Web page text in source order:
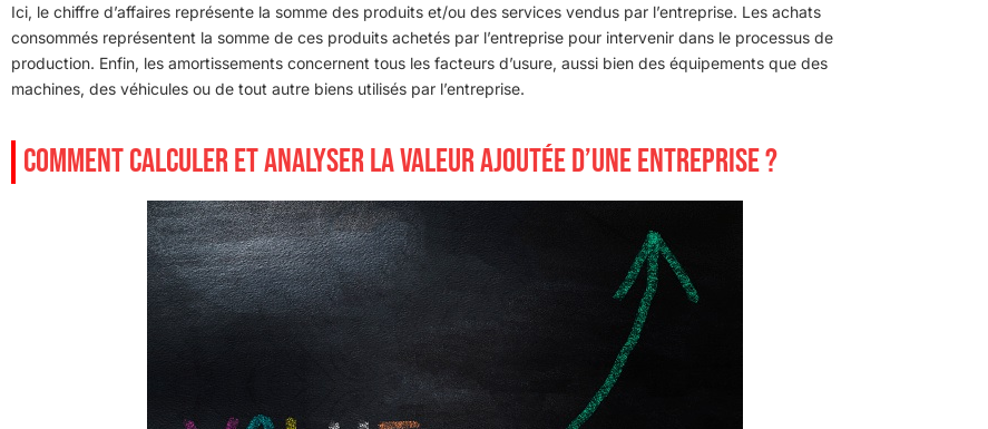
Ici, le chiffre d’affaires représente la somme des produits et/ou des services vendus par l’entreprise. Les achats
consommés représentent la somme de ces produits achetés par l’entreprise pour intervenir dans le processus de
production. Enfin, les amortissements concernent tous les facteurs d’usure, aussi bien des équipements que des
machines, des véhicules ou de tout autre biens utilisés par l’entreprise.
COMMENT CALCULER ET ANALYSER LA VALEUR AJOUTÉE D’UNE ENTREPRISE ?